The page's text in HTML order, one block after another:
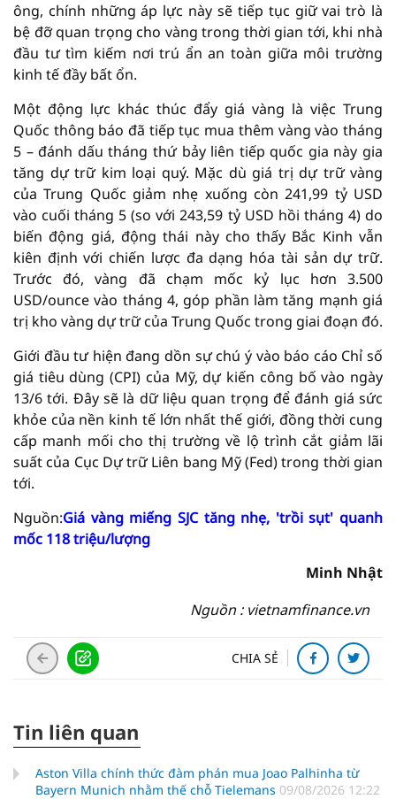
ông, chính những áp lực này sẽ tiếp tục giữ vai trò là
bệ đỡ quan trọng cho vàng trong thời gian tới, khi nhà
đầu tư tìm kiếm nơi trú ẩn an toàn giữa môi trường
kinh tế đầy bất ổn.
Một động lực khác thúc đẩy giá vàng là việc Trung
Quốc thông báo đã tiếp tục mua thêm vàng vào tháng
5 – đánh dấu tháng thứ bảy liên tiếp quốc gia này gia
tăng dự trữ kim loại quý. Mặc dù giá trị dự trữ vàng
của Trung Quốc giảm nhẹ xuống còn 241,99 tỷ USD
vào cuối tháng 5 (so với 243,59 tỷ USD hồi tháng 4) do
biến động giá, động thái này cho thấy Bắc Kinh vẫn
kiên định với chiến lược đa dạng hóa tài sản dự trữ.
Trước đó, vàng đã chạm mốc kỷ lục hơn 3.500
USD/ounce vào tháng 4, góp phần làm tăng mạnh giá
trị kho vàng dự trữ của Trung Quốc trong giai đoạn đó.
Giới đầu tư hiện đang dồn sự chú ý vào báo cáo Chỉ số
giá tiêu dùng (CPI) của Mỹ, dự kiến công bố vào ngày
13/6 tới. Đây sẽ là dữ liệu quan trọng để đánh giá sức
khỏe của nền kinh tế lớn nhất thế giới, đồng thời cung
cấp manh mối cho thị trường về lộ trình cắt giảm lãi
suất của Cục Dự trữ Liên bang Mỹ (Fed) trong thời gian
tới.
Nguồn:Giá vàng miếng SJC tăng nhẹ, 'trồi sụt' quanh
mốc 118 triệu/lượng
Minh Nhật
Nguồn : vietnamfinance.vn
CHIA SẺ
Tin liên quan
Aston Villa chính thức đàm phán mua Joao Palhinha từ
Bayern Munich nhằm thế chỗ Tielemans 09/08/2026 12:22